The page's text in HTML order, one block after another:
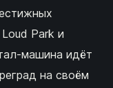
Park и
машина идёт
на своём